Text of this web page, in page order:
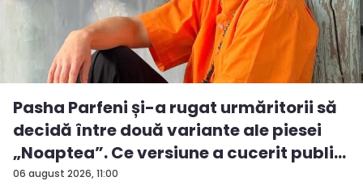
06 august 2026, 11:00
Pasha Parfeni și-a rugat urmăritorii să
decidă între două variante ale piesei
„Noaptea”. Ce versiune a cucerit publi...